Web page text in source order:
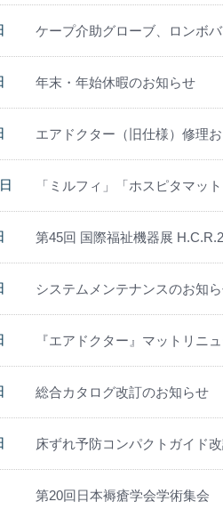
ケープ介助グローブ、ロンボ
年末・年始休暇のお知らせ
エアドクター（旧仕様）修理
「ミルフィ」「ホスピタマッ
第45回 国際福祉機器展
システムメンテナンスのお知
『エアドクター』マットリニ
総合カタログ改訂のお知らせ
床ずれ予防コンパクトガイド
第20回日本褥瘡学会学術集会